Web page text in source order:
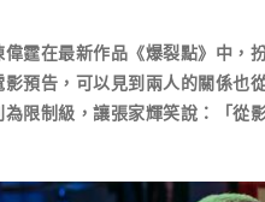
霆在最新作品《爆裂點》中，
預告，可以見到兩人的關係也
限制級，讓張家輝笑說：「從